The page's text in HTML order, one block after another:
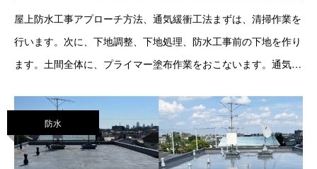
屋上防水工事アプローチ方法、通気緩衝工法まずは、清掃作業を
行います。次に、下地調整、下地処理、防水工事前の下地を作り
ます。土間全体に、プライマー塗布作業をおこないます。通気シ
防水